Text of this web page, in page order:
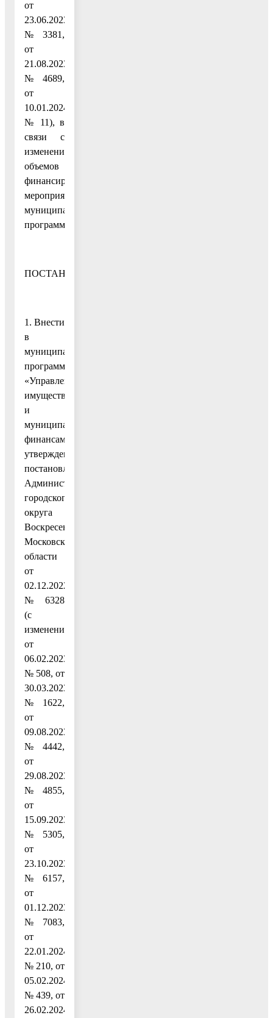
от
23.06.2023
№ 3381,
от
21.08.2023
№ 4689,
от
10.01.2024
№ 11), в
связи с
изменением
объемов
финансирования
мероприятий
муниципальной
программы
ПОСТАНОВЛЯЮ:
1. Внести
в
муниципальную
программу
«Управление
имуществом
и
муниципальными
финансами»,
утвержденную
постановлением
Администрации
городского
округа
Воскресенск
Московской
области
от
02.12.2022
№ 6328
(с
изменениями
от
06.02.2023
№ 508, от
30.03.2023
№ 1622,
от
09.08.2023
№ 4442,
от
29.08.2023
№ 4855,
от
15.09.2023
№ 5305,
от
23.10.2023
№ 6157,
от
01.12.2023
№ 7083,
от
22.01.2024
№ 210, от
05.02.2024
№ 439, от
26.02.2024